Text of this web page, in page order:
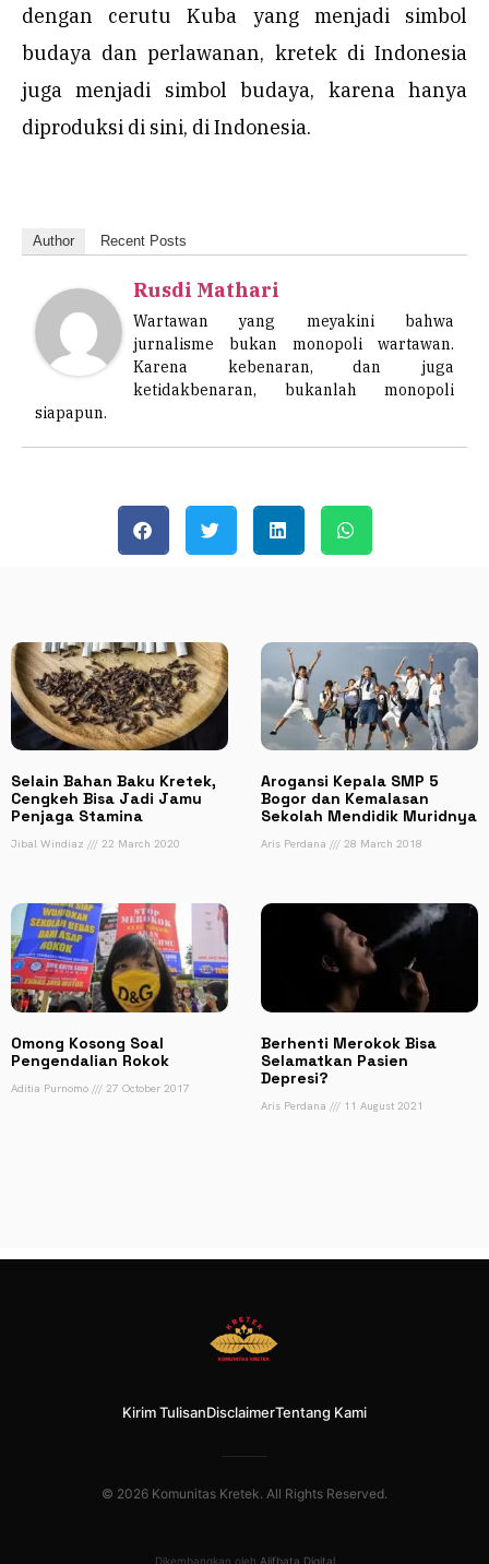
dengan cerutu Kuba yang menjadi simbol
budaya dan perlawanan, kretek di Indonesia
juga menjadi simbol budaya, karena hanya
diproduksi di sini, di Indonesia.
Author Recent Posts
Rusdi Mathari
Wartawan yang meyakini bahwa
jurnalisme bukan monopoli wartawan.
Karena kebenaran, dan juga
ketidakbenaran, bukanlah monopoli
siapapun.
Selain Bahan Baku Kretek,
Cengkeh Bisa Jadi Jamu
Penjaga Stamina
Jibal Windiaz 22 March 2020
Arogansi Kepala SMP 5
Bogor dan Kemalasan
Sekolah Mendidik Muridnya
Aris Perdana 28 March 2018
Omong Kosong Soal
Pengendalian Rokok
Aditia Purnomo 27 October 2017
Berhenti Merokok Bisa
Selamatkan Pasien
Depresi?
Aris Perdana 11 August 2021
Kirim TulisanDisclaimerTentang Kami
© 2026 Komunitas Kretek. All Rights Reserved.
Dikembangkan oleh Alifbata Digital